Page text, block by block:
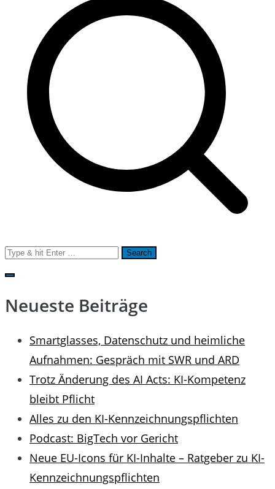
Search
for:
Neueste Beiträge
Smartglasses, Datenschutz und heimliche
Aufnahmen: Gespräch mit SWR und ARD
Trotz Änderung des AI Acts: KI-Kompetenz
bleibt Pflicht
Alles zu den KI-Kennzeichnungspflichten
Podcast: BigTech vor Gericht
Neue EU-Icons für KI-Inhalte – Ratgeber zu KI-
Kennzeichnungspflichten